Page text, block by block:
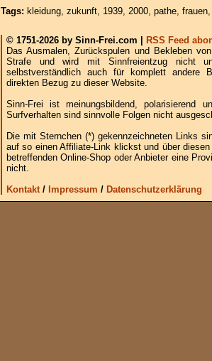
Tags: kleidung, zukunft, 1939, 2000, pathe, frauen
© 1751-2026 by Sinn-Frei.com |
RSS Feed
Das Ausmalen, Zurückspulen und Bekleben
Strafe und wird mit Sinnfreientzug nicht
selbstverständlich auch für komplett andere
direkten Bezug zu dieser Website.
Sinn-Frei ist meinungsbildend, polarisierend
Surfverhalten sind sinnvolle Folgen nicht
Die mit Sternchen (*) gekennzeichneten Links
auf so einen Affiliate-Link klickst und über
betreffenden Online-Shop oder Anbieter eine
nicht.
Kontakt/ Impressum / Datenschutzerklärung